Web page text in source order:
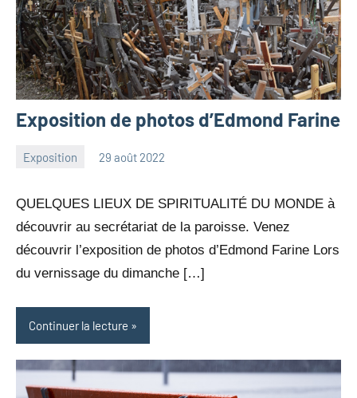
Exposition de photos d’Edmond Farine
Exposition 29 août 2022
Julien
Aucun
QUELQUES LIEUX DE SPIRITUALITÉ DU MONDE à
découvrir au secrétariat de la paroisse. Venez
découvrir l’exposition de photos d’Edmond Farine Lors
du vernissage du dimanche […]
Continuer la lecture